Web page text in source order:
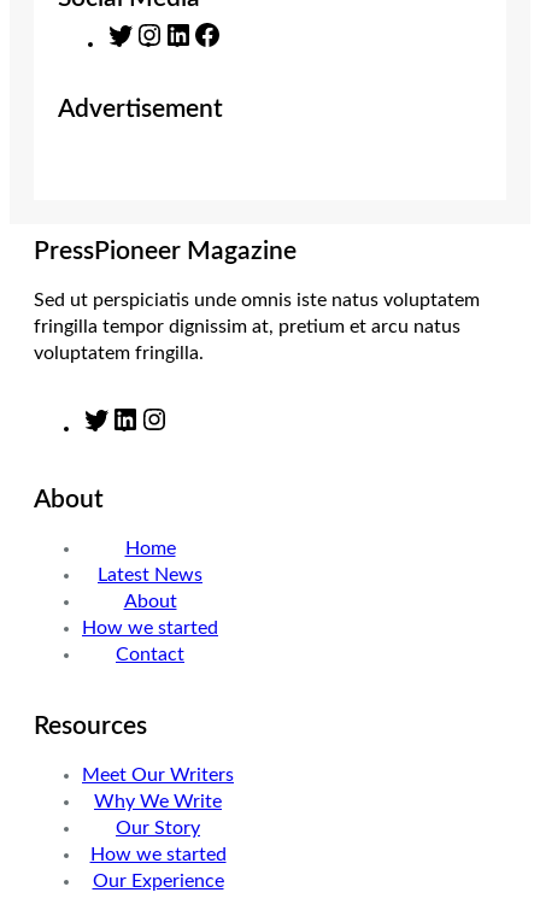
T
t
t
m
L
k
e
Advertisement
PressPioneer Magazine
Sed ut perspiciatis unde omnis iste natus voluptatem
fringilla tempor dignissim at, pretium et arcu natus
voluptatem fringilla.
T
r
L
d
I
n
g
r
a
m
About
Home
Latest News
About
How we started
Contact
Resources
Meet Our Writers
Why We Write
Our Story
How we started
Our Experience